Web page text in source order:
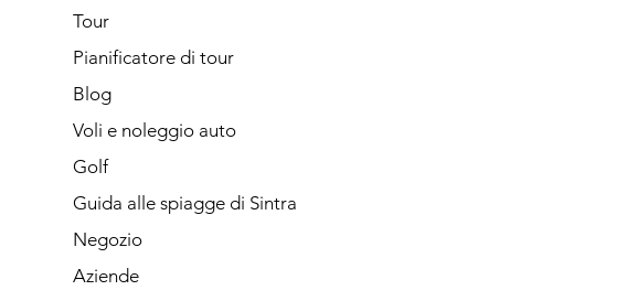
Tour
Pianificatore di tour
Blog
Voli e noleggio auto
Golf
Guida alle spiagge di Sintra
Negozio
Aziende